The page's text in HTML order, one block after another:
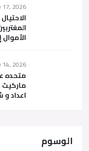
17, 2026
14, 2026
متحدہ
اعداد و
الوسوم